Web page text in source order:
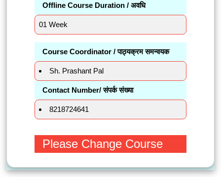
Offline Course Duration / अवधि
01 Week
Course Coordinator / पाठ्यक्रम समन्वयक
Sh. Prashant Pal
Contact Number/ संपर्क संख्या
8218724641
Please Change Course